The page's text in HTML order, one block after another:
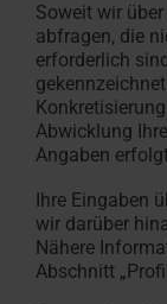
Soweit wir
abfragen, die
erforderlich
Abwicklung
Angaben
Ihre Eingaben
wir darüber
Nähere
Abschnitt